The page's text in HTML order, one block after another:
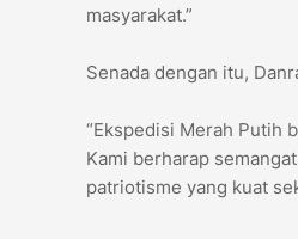
masyarakat.”
Senada dengan itu,
“Ekspedisi Merah Putih
Kami berharap
patriotisme yang kuat